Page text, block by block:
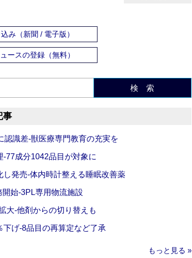
み（新聞 / 電子版）
ースの登録（無料）
検 索
事
認識差‐獣医療専門教育の充実を
‐77成分1042品目が対象に
し発売‐体内時計整える睡眠改善薬
始‐3PL専用物流施設
大‐他剤からの切り替えも
下げ‐8品目の再算定など了承
もっと見る »